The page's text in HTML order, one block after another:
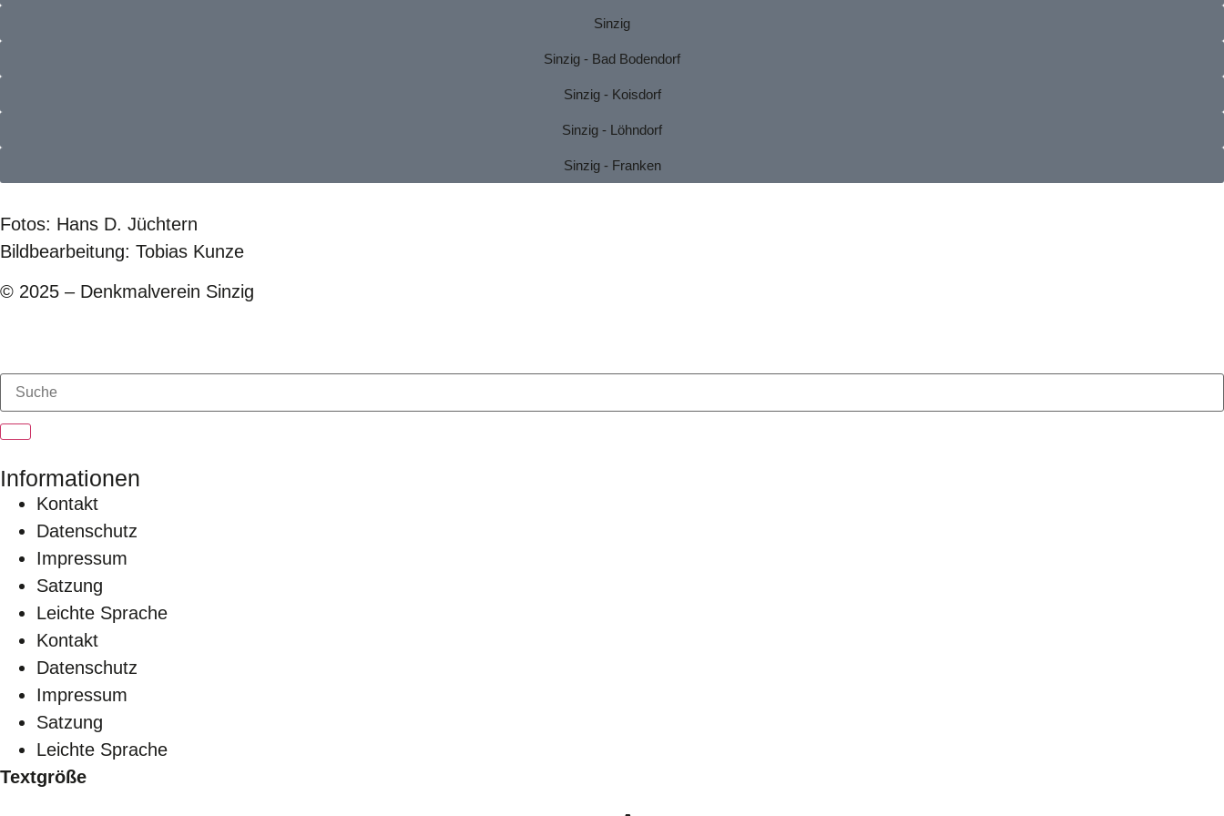
Sinzig
Sinzig - Bad Bodendorf
Sinzig - Koisdorf
Sinzig - Löhndorf
Sinzig - Franken
Fotos: Hans D. Jüchtern
Bildbearbeitung: Tobias Kunze
© 2025 – Denkmalverein Sinzig
Informationen
Kontakt
Datenschutz
Impressum
Satzung
Leichte Sprache
Kontakt
Datenschutz
Impressum
Satzung
Leichte Sprache
Textgröße